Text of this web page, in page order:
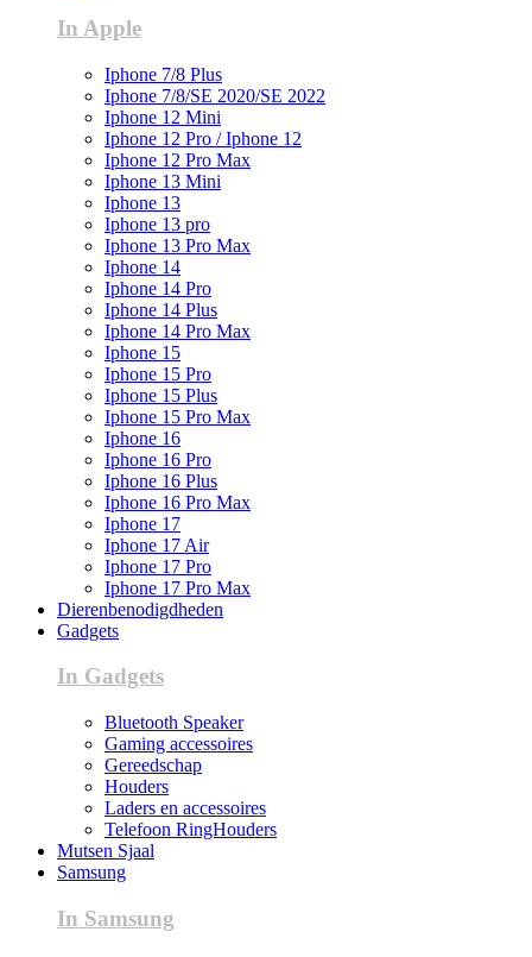
In Apple
Iphone 7/8 Plus
Iphone 7/8/SE 2020/SE 2022
Iphone 12 Mini
Iphone 12 Pro / Iphone 12
Iphone 12 Pro Max
Iphone 13 Mini
Iphone 13
Iphone 13 pro
Iphone 13 Pro Max
Iphone 14
Iphone 14 Pro
Iphone 14 Plus
Iphone 14 Pro Max
Iphone 15
Iphone 15 Pro
Iphone 15 Plus
Iphone 15 Pro Max
Iphone 16
Iphone 16 Pro
Iphone 16 Plus
Iphone 16 Pro Max
Iphone 17
Iphone 17 Air
Iphone 17 Pro
Iphone 17 Pro Max
Dierenbenodigdheden
Gadgets
In Gadgets
Bluetooth Speaker
Gaming accessoires
Gereedschap
Houders
Laders en accessoires
Telefoon RingHouders
Mutsen Sjaal
Samsung
In Samsung